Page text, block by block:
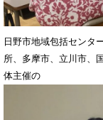
日野市地域包括センタ
所、多摩市、立川市、
体主催の